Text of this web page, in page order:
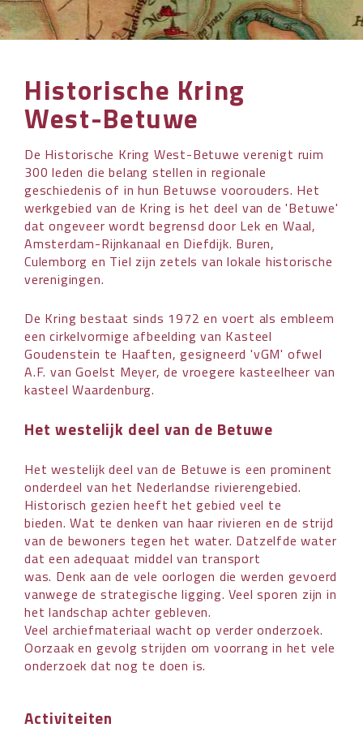
OVER HKWB
CONTACT
Historische Kring
West-Betuwe
De Historische Kring West-Betuwe verenigt ruim
300 leden die belang stellen in regionale
geschiedenis of in hun Betuwse voorouders. Het
werkgebied van de Kring is het deel van de 'Betuwe'
dat ongeveer wordt begrensd door Lek en Waal,
Amsterdam-Rijnkanaal en Diefdijk. Buren,
Culemborg en Tiel zijn zetels van lokale historische
verenigingen.
De Kring bestaat sinds 1972 en voert als embleem
een cirkelvormige afbeelding van Kasteel
Goudenstein te Haaften, gesigneerd 'vGM' ofwel
A.F. van Goelst Meyer, de vroegere kasteelheer van
kasteel Waardenburg.
Het westelijk deel van de Betuwe
Het westelijk deel van de Betuwe is een prominent
onderdeel van het Nederlandse rivierengebied.
Historisch gezien heeft het gebied veel te
bieden. Wat te denken van haar rivieren en de strijd
van de bewoners tegen het water. Datzelfde water
dat een adequaat middel van transport
was. Denk aan de vele oorlogen die werden gevoerd
vanwege de strategische ligging. Veel sporen zijn in
het landschap achter gebleven.
Veel archiefmateriaal wacht op verder onderzoek.
Oorzaak en gevolg strijden om voorrang in het vele
onderzoek dat nog te doen is.
Activiteiten